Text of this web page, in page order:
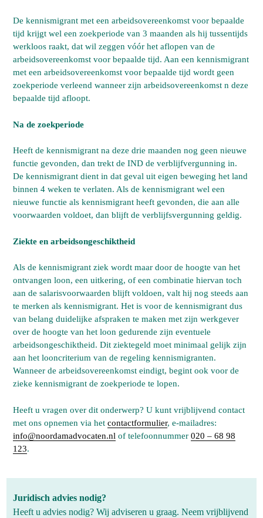
De kennismigrant met een arbeidsovereenkomst voor bepaalde
tijd krijgt wel een zoekperiode van 3 maanden als hij tussentijds
werkloos raakt, dat wil zeggen vóór het aflopen van de
arbeidsovereenkomst voor bepaalde tijd. Aan een kennismigrant
met een arbeidsovereenkomst voor bepaalde tijd wordt geen
zoekperiode verleend wanneer zijn arbeidsovereenkomst n deze
bepaalde tijd afloopt.
Na de zoekperiode
Heeft de kennismigrant na deze drie maanden nog geen nieuwe
functie gevonden, dan trekt de IND de verblijfvergunning in.
De kennismigrant dient in dat geval uit eigen beweging het land
binnen 4 weken te verlaten. Als de kennismigrant wel een
nieuwe functie als kennismigrant heeft gevonden, die aan alle
voorwaarden voldoet, dan blijft de verblijfsvergunning geldig.
Ziekte en arbeidsongeschiktheid
Als de kennismigrant ziek wordt maar door de hoogte van het
ontvangen loon, een uitkering, of een combinatie hiervan toch
aan de salarisvoorwaarden blijft voldoen, valt hij nog steeds aan
te merken als kennismigrant. Het is voor de kennismigrant dus
van belang duidelijke afspraken te maken met zijn werkgever
over de hoogte van het loon gedurende zijn eventuele
arbeidsongeschiktheid. Dit ziektegeld moet minimaal gelijk zijn
aan het looncriterium van de regeling kennismigranten.
Wanneer de arbeidsovereenkomst eindigt, begint ook voor de
zieke kennismigrant de zoekperiode te lopen.
Heeft u vragen over dit onderwerp? U kunt vrijblijvend contact
met ons opnemen via hetcontactformulier, e-mailadres:
info@noordamadvocaten.nl of telefoonnummer020 – 68 98
123.
Juridisch advies nodig?
Heeft u advies nodig? Wij adviseren u graag. Neem vrijblijvend